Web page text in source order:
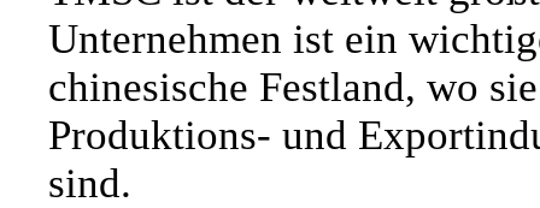
Unternehmen ist ein
chinesische Festland, wo
Produktions- und
sind.